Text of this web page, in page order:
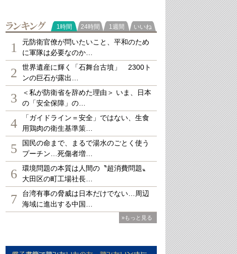
ランキング
1時間 24時間 1週間 いいね
1
元防衛官僚が問いたいこと、平和のため
に軍隊は必要なのか…
2
世界遺産に輝く「石舞台古墳」 2300ト
ンの巨石が露出…
3
＜私が防衛省を辞めた理由＞ いま、日本
の「安全保障」の…
4
「ガイドライン＝安全」ではない、生食
用鶏肉の衛生基準策…
5
国民の命まで、まるで湯水のごとく使う
プーチン…死傷者増…
6
環境問題の本質は人間の〝超消費問題〟
大田区の町工場社長…
7
台湾有事の脅威は日本だけでない…周辺
海域に進出する中国…
»もっと見る